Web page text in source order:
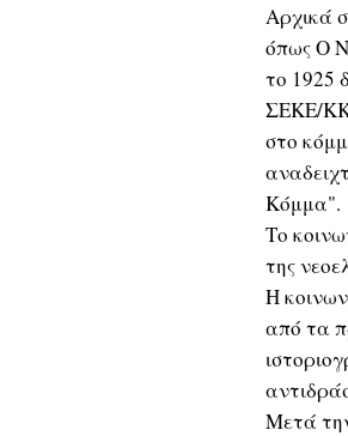
Αρχικά
όπως Ο
το 1925
ΣΕΚΕ/
στο
Κόμμα".
Το
της
Η
από τα
Μετά